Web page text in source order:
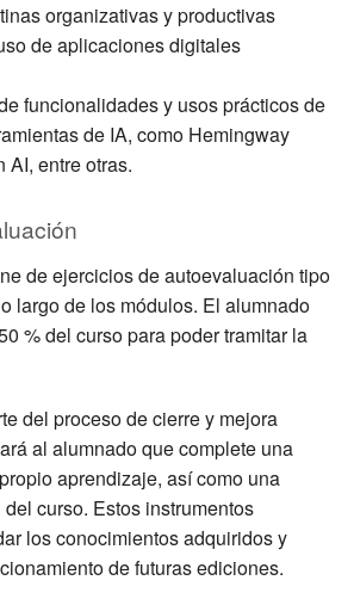
organizativas y productivas
de aplicaciones digitales
funcionalidades y usos prácticos de
de IA, como Hemingway
AI, entre otras.
de ejercicios de autoevaluación tipo
largo de los módulos. El alumnado
% del curso para poder tramitar la
del proceso de cierre y mejora
al alumnado que complete una
aprendizaje, así como una
curso. Estos instrumentos
los conocimientos adquiridos y
de futuras ediciones.